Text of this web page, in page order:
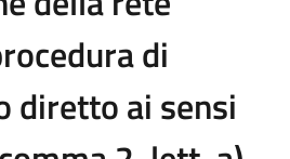
di
diretto ai sensi